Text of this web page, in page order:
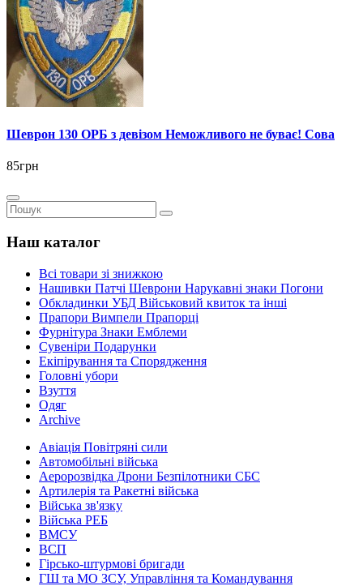
Шеврон 130 ОРБ з девізом Неможливого не буває! Сова
85грн
Наш каталог
Всі товари зі знижкою
Нашивки Патчі Шеврони Нарукавні знаки Погони
Обкладинки УБД Військовий квиток та інші
Прапори Вимпели Прапорці
Фурнітура Знаки Емблеми
Сувеніри Подарунки
Екіпірування та Спорядження
Головні убори
Взуття
Одяг
Archive
Авіація Повітряні сили
Автомобільні війська
Аеророзвідка Дрони Безпілотники СБС
Артилерія та Ракетні війська
Війська зв'язку
Війська РЕБ
ВМСУ
ВСП
Гірсько-штурмові бригади
ГШ та МО ЗСУ, Управління та Командування